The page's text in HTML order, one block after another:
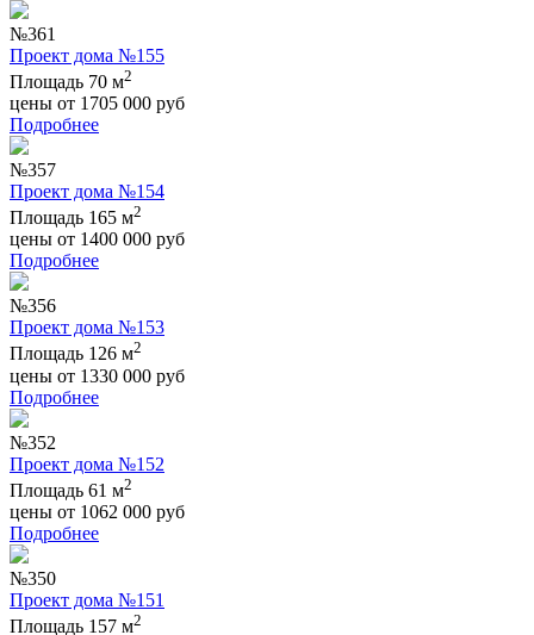
№361
Проект дома №155
Площадь 70 м2
цены от 1705 000 руб
Подробнее
№357
Проект дома №154
Площадь 165 м2
цены от 1400 000 руб
Подробнее
№356
Проект дома №153
Площадь 126 м2
цены от 1330 000 руб
Подробнее
№352
Проект дома №152
Площадь 61 м2
цены от 1062 000 руб
Подробнее
№350
Проект дома №151
Площадь 157 м2